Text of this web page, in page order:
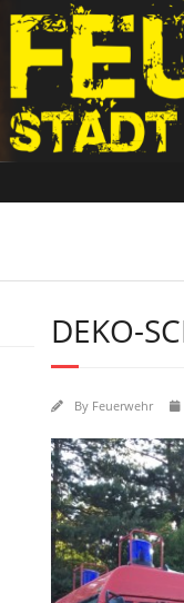
DEKO-
By Feuerwehr